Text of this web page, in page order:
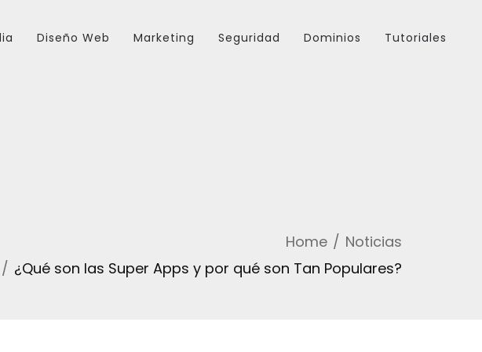
Diseño Web Marketing Seguridad Dominios Tutoriales
Home
Noticias
¿Qué son las Super Apps y por qué son Tan Populares?